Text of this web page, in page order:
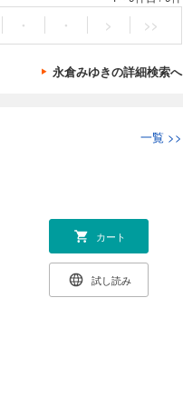
・ ・ > >>
永倉みゆきの詳細検索へ
一覧 >>
カート
試し読み